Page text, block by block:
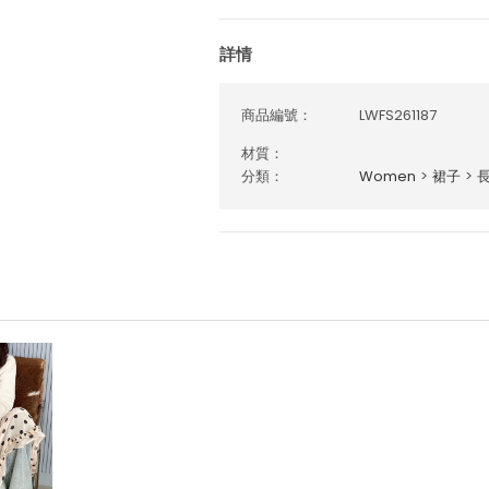
詳情
商品編號：
LWFS261187
材質：
分類：
Women > 裙子 >